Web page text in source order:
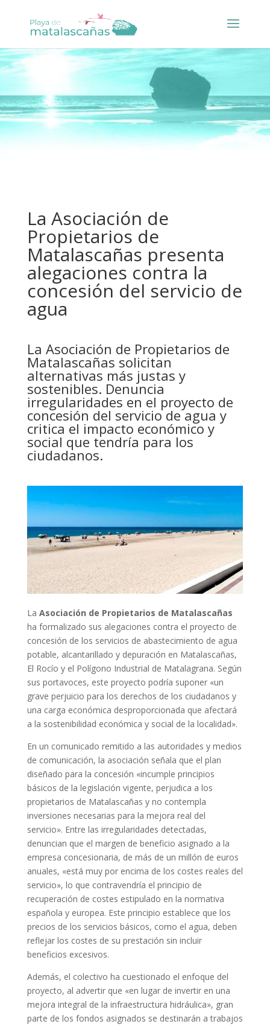
La Asociación de
Propietarios de
Matalascañas presenta
alegaciones contra la
concesión del servicio de
agua
La Asociación de Propietarios de
Matalascañas solicitan
alternativas más justas y
sostenibles. Denuncia
irregularidades en el proyecto de
concesión del servicio de agua y
critica el impacto económico y
social que tendría para los
ciudadanos.
La Asociación de Propietarios de Matalascañas
ha formalizado sus alegaciones contra el proyecto de
concesión de los servicios de abastecimiento de agua
potable, alcantarillado y depuración en Matalascañas,
El Rocío y el Polígono Industrial de Matalagrana. Según
sus portavoces, este proyecto podría suponer «un
grave perjuicio para los derechos de los ciudadanos y
una carga económica desproporcionada que afectará
a la sostenibilidad económica y social de la localidad».
En un comunicado remitido a las autoridades y medios
de comunicación, la asociación señala que el plan
diseñado para la concesión «incumple principios
básicos de la legislación vigente, perjudica a los
propietarios de Matalascañas y no contempla
inversiones necesarias para la mejora real del
servicio». Entre las irregularidades detectadas,
denuncian que el margen de beneficio asignado a la
empresa concesionaria, de más de un millón de euros
anuales, «está muy por encima de los costes reales del
servicio», lo que contravendría el principio de
recuperación de costes estipulado en la normativa
española y europea. Este principio establece que los
precios de los servicios básicos, como el agua, deben
reflejar los costes de su prestación sin incluir
beneficios excesivos.
Además, el colectivo ha cuestionado el enfoque del
proyecto, al advertir que «en lugar de invertir en una
mejora integral de la infraestructura hidráulica», gran
parte de los fondos asignados se destinarán a trabajos